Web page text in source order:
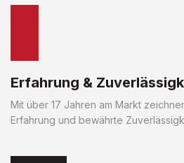
Erfahrung &
Mit über 17 Jahren am Markt
Erfahrung und bewährte